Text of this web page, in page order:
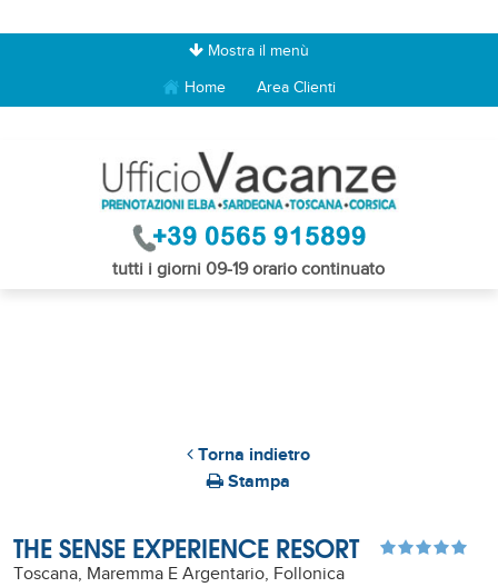
Mostra il menù
Home Area Clienti
tutti i giorni 09-19 orario continuato
Torna indietro
Stampa
THE SENSE EXPERIENCE RESORT
Toscana, Maremma E Argentario, Follonica